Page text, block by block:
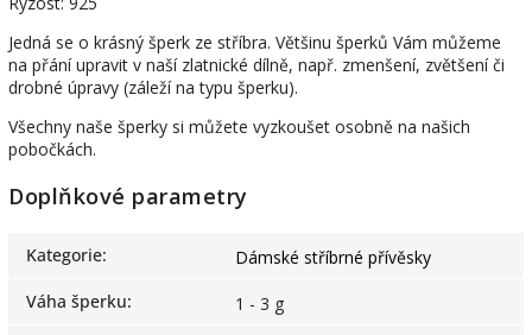
Jedná se o krásný šperk ze stříbra. Většinu šperků Vám můžeme
na přání upravit v naší zlatnické dílně, např. zmenšení, zvětšení či
drobné úpravy (záleží na typu šperku).
Všechny naše šperky si můžete vyzkoušet osobně na našich
pobočkách.
Doplňkové parametry
Kategorie:
Dámské stříbrné přívěsky
Váha šperku:
1 - 3 g